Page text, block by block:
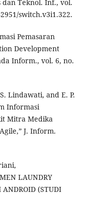
dan Teknol. Inf., vol.
switch.v3i1.322.
Pemasaran
Development
Inform., vol. 6, no.
Lindawati, and E. P.
Informasi
Mitra Medika
J. Inform.
LAUNDRY
ANDROID (STUDI